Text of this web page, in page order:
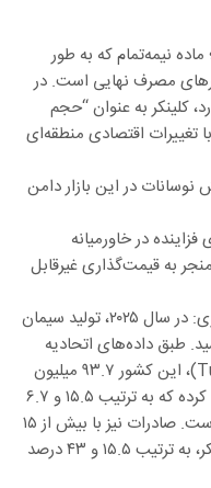
نیمه‌تمام که به طور
مصرف نهایی است. در
کلینکر به عنوان “حجم
اقتصادی منطقه‌ای
در این بازار دامن
در خاورمیانه
به قیمت‌گذاری غیرقابل
• افزایش صادرات و تغییر جریان‌های تجاری: در سال ۲۰۲۵، تولید سیمان
طبق داده‌های اتحادیه
تولیدکنندگان سیمان ترکیه (TurkCimento)، این کشور ۹۳.۷ میلیون
تُن سیمان و ۸۲.۷ میلیون تُن کلینکر تولید کرده که به ترتیب ۱۵.۵ و ۶.۷
درصد نسبت به سال قبل افزایش داشته است. صادرات نیز با بیش از ۱۵
میلیون تُن سیمان و ۷.۴۹ میلیون تُن کلینکر، به ترتیب ۱۵.۵ و ۴۳ درصد